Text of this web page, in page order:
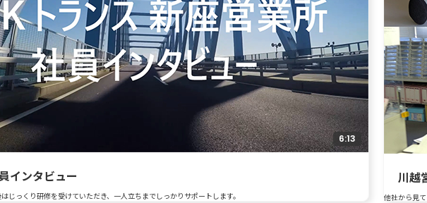
6:13
インタビュー
じっくり研修を受けていただき、一人立ちまでしっかりサポートします。
川越
他社から見